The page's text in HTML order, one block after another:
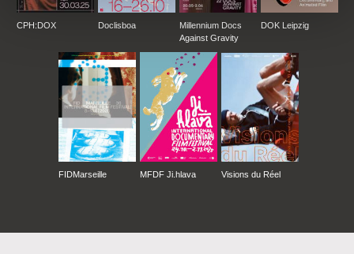
CPH:DOX Doclisboa
Millennium Docs
Against Gravity
DOK Leipzig
FIDMarseille MFDF Ji.hlava Visions du Réel